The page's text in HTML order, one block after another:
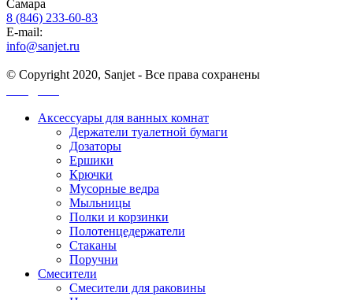
Самара
8 (846) 233-60-83
E-mail:
info@sanjet.ru
© Copyright 2020, Sanjet - Все права сохранены
Аксессуары для ванных комнат
Держатели туалетной бумаги
Дозаторы
Ершики
Крючки
Мусорные ведра
Мыльницы
Полки и корзинки
Полотенцедержатели
Стаканы
Поручни
Смесители
Смесители для раковины